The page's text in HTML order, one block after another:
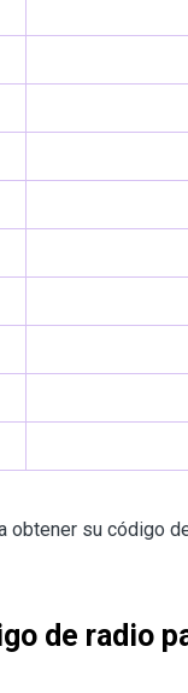
obtener su código
de radio